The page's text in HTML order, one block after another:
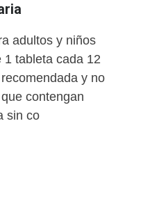
adultos y niños
1 tableta cada 12
y no
contengan
sin co